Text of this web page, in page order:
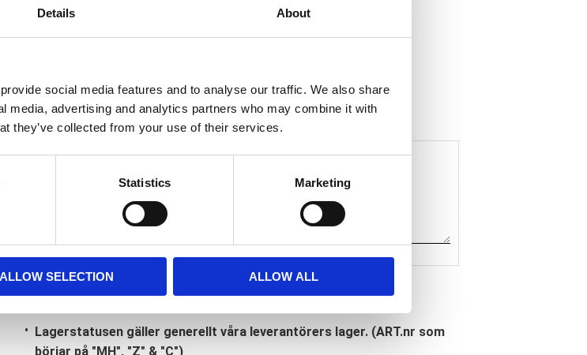
Details About
social media features and to analyse our traffic. We also share
media, advertising and analytics partners who may combine it with
they’ve collected from your use of their services.
Statistics Marketing
ALLOW SELECTION ALLOW ALL
in backside of inner
Dela med dig
c
b
o
Lagerstatusen gäller generellt våra leverantörers lager. (ART.nr som
börjar på "MH", "Z" & "C")